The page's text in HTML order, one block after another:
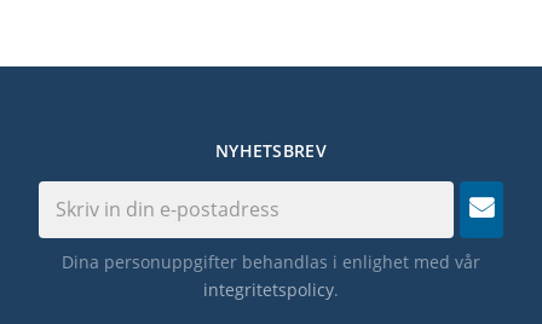
NYHETSBREV
Dina personuppgifter behandlas i enlighet med vår
integritetspolicy.